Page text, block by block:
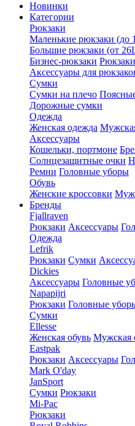
Новинки
Категории
Рюкзаки
Маленькие рюкзаки (до
Большие рюкзаки (от
Бизнес-рюкзаки
Аксессуары для
Сумки
Сумки на плечо
Дорожные сумки
Одежда
Женская одежда
Аксессуары
Кошельки, портмоне
Солнцезащитные очки
Ремни Головные уборы
Обувь
Женские кроссовки
Бренды
Fjallraven
Рюкзаки Аксессуары
Одежда
Lefrik
Рюкзаки Сумки
Dickies
Аксессуары Головные
Napapijri
Рюкзаки Головные
Сумки
Ellesse
Женская обувь Мужская
Eastpak
Рюкзаки Аксессуары
Mark O'day
JanSport
Сумки Рюкзаки
Mi-Pac
Рюкзаки